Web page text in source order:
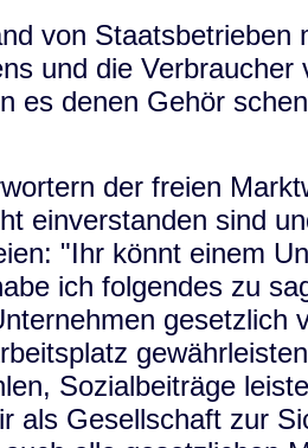
von Staatsbetrieben
und die
es denen Gehör
der freien
einverstanden sind
"Ihr könnt einem
ich folgendes zu
gesetzlich
Sozialbeiträge
als Gesellschaft zur